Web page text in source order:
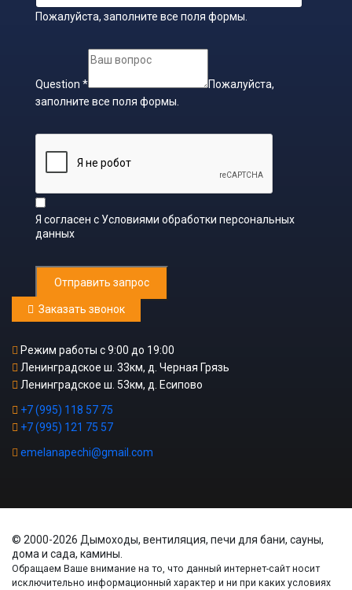
Пожалуйста, заполните все поля формы.
Question *
Пожалуйста,
заполните все поля формы.
Я согласен с Условиями обработки персональных
данных
Отправить запрос
Заказать звонок
Режим работы с 9:00 до 19:00
Ленинградское ш. 33км, д. Черная Грязь
Ленинградское ш. 53км, д. Есипово
+7 (995) 118 57 75
+7 (995) 121 75 57
emelanapechi@gmail.com
© 2000-2026 Дымоходы, вентиляция, печи для бани, сауны,
дома и сада, камины.
Обращаем Ваше внимание на то, что данный интернет-сайт носит
исключительно информационный характер и ни при каких условиях